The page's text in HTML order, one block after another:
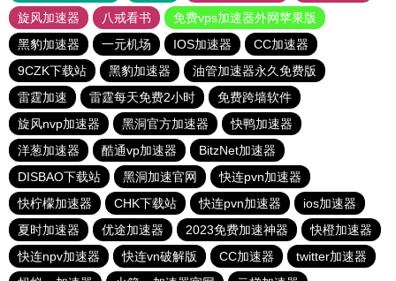
旋风加速器
八戒看书
免费vps加速器外网苹果版
黑豹加速器
一元机场 IOS加速器
CC加速器
9CZK下载站
黑豹加速器
油管加速器永久免费版
雷霆加速
雷霆每天免费2小时
免费跨墙软件
旋风nvp加速器
黑洞官方加速器
快鸭加速器
洋葱加速器
酷通vp加速器
BitzNet加速器
DISBAO下载站
黑洞加速官网
快连pvn加速器
快柠檬加速器
CHK下载站 快连pvn加速器
ios加速器
夏时加速器
优途加速器 2023免费加速神器
快橙加速器
快连npv加速器
快连vn破解版 CC加速器
twitter加速器